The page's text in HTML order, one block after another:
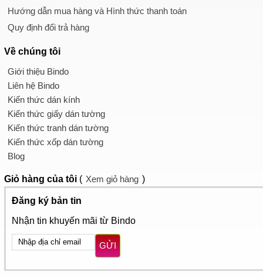
Hướng dẫn mua hàng và Hình thức thanh toán
Quy định đổi trả hàng
Về chúng tôi
Giới thiệu Bindo
Liên hệ Bindo
Kiến thức dán kính
Kiến thức giấy dán tường
Kiến thức tranh dán tường
Kiến thức xốp dán tường
Blog
Giỏ hàng của tôi ( Xem giỏ hàng )
Đăng ký bản tin
Nhận tin khuyến mãi từ Bindo
GỬI